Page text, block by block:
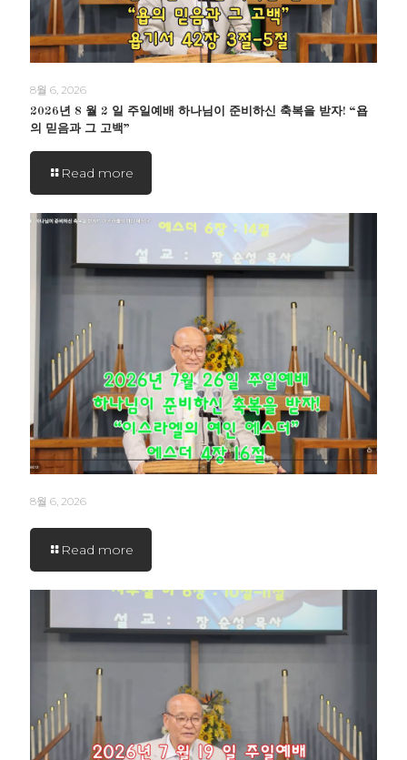
8월 6, 2026
2026년 8 월 2 일 주일예배 하나님이 준비하신 축복을 받자! “욥
의 믿음과 그 고백”
Read more
8월 6, 2026
Read more